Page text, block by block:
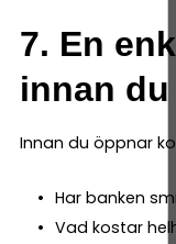
7. En
innan
Innan du öppnar
Har banken
Vad kostar